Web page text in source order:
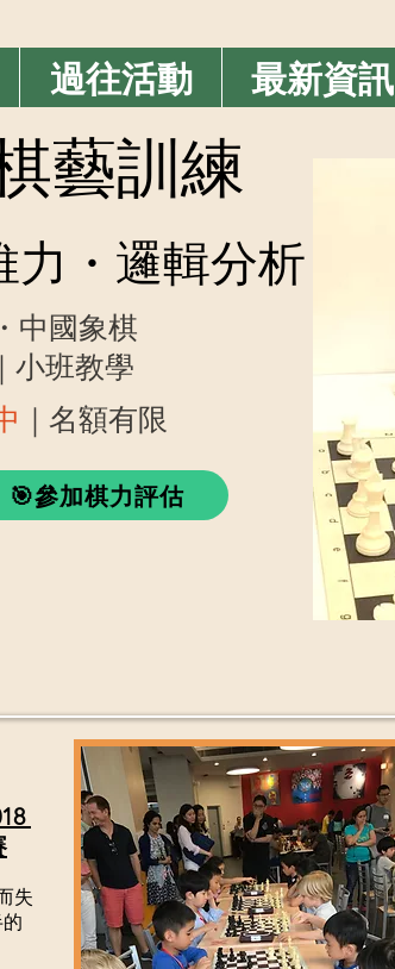
過往活動 最新資訊
藝訓練
・邏輯分析
中國象棋
小班教學
｜名額有限
🎯參加棋力評估
失